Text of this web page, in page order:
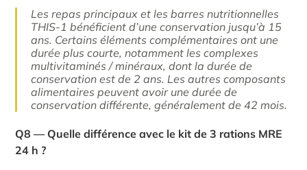
Les repas principaux et les barres nutritionnelles
THIS-1 bénéficient d’une conservation jusqu’à 15
ans. Certains éléments complémentaires ont une
durée plus courte, notamment les complexes
multivitaminés / minéraux, dont la durée de
conservation est de 2 ans. Les autres composants
alimentaires peuvent avoir une durée de
conservation différente, généralement de 42 mois.
Q8 — Quelle différence avec le kit de 3 rations MRE
24 h ?